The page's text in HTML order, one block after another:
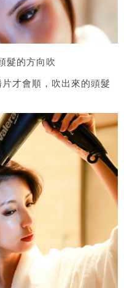
髮的方向吹
才會順，吹出來的頭髮